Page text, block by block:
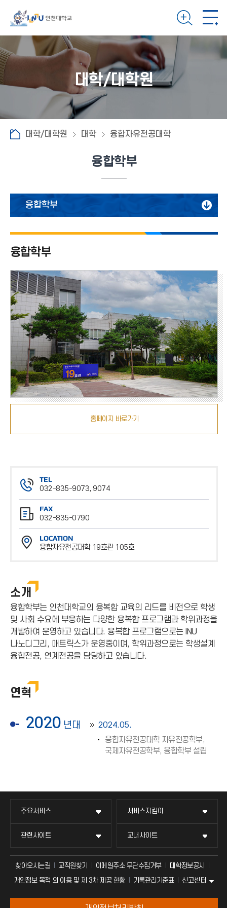
대학/대학원
대학/대학원 대학 융합자유전공대학
융합학부
융합학부
자유전공학부
국제자유전공학부
융합학부
홈페이지 바로가기
융합학부
TEL
032-835-9073, 9074
전
화
번
호
FAX
032-835-0790
팩
스
번
LOCATION
융합자유전공대학 19호관 105호
소개
융합학부는 인천대학교의 융복합 교육의 리드를 비전으로 학생
및 사회 수요에 부응하는 다양한 융복합 프로그램과 학위과정을
개발하여 운영하고 있습니다. 융복합 프로그램으로는 INU
나노디그리, 매트릭스가 운영중이며, 학위과정으로는 학생설계
융합전공, 연계전공을 담당하고 있습니다.
연혁
2020 년대
2024.05.
융합자유전공대학 자유전공학부,
국제자유전공학부, 융합학부 설립
주요서비스 서비스지킴이
관련사이트 교내사이트
찾아오시는길 교직원찾기 이메일주소 무단수집거부
대학정보공시
개인정보 목적 외 이용 및 제 3차 제공 현황
기록관리기준표 신고센터